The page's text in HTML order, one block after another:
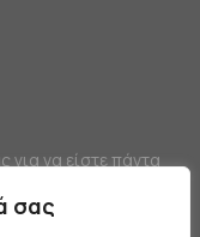
σας
για να είστε πάντα